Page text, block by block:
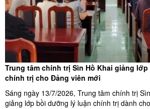
Trung tâm chính trị Sìn Hồ Khai giảng
chính trị cho Đảng viên mới
Sáng ngày 13/7/2026, Trung tâm chính trị
giảng lớp bồi dưỡng lý luận chính trị dành